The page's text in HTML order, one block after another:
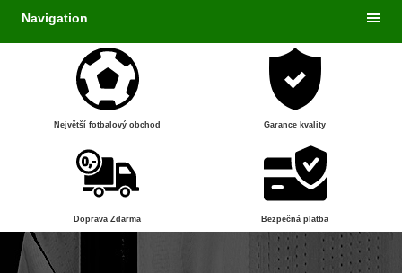
Navigation
Největší fotbalový obchod Garance kvality
Doprava Zdarma Bezpečná platba